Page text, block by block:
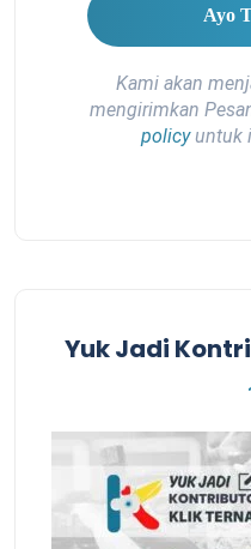
Kami akan
mengirimkan
policyuntuk
Yuk Jadi